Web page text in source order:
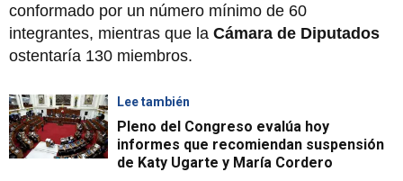
conformado por un número mínimo de 60
integrantes, mientras que la Cámara de Diputados
ostentaría 130 miembros.
Lee también
Pleno del Congreso evalúa hoy
informes que recomiendan suspensión
de Katy Ugarte y María Cordero